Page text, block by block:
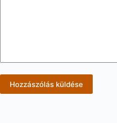
Hozzászólás küldése